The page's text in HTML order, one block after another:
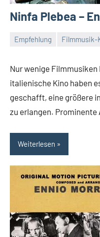
Ninfa Plebea –
Empfehlung Filmmusik-
Nur wenige
italienische Kino haben
geschafft, eine größere
zu erlangen.
Weiterlesen